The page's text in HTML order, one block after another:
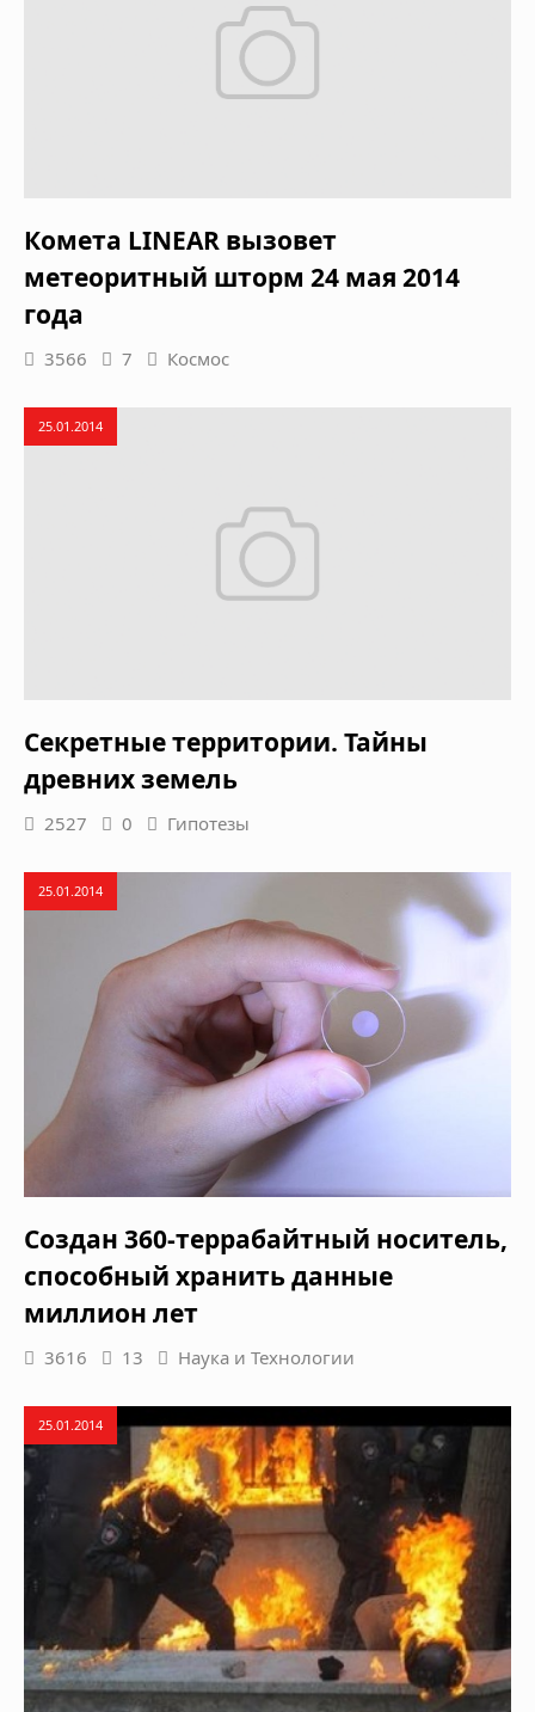
Комета LINEAR вызовет
метеоритный шторм 24 мая 2014
года
3566 7 Космос
25.01.2014
Секретные территории. Тайны
древних земель
2527 0 Гипотезы
25.01.2014
Создан 360-террабайтный носитель,
способный хранить данные
миллион лет
3616 13 Наука и Технологии
25.01.2014